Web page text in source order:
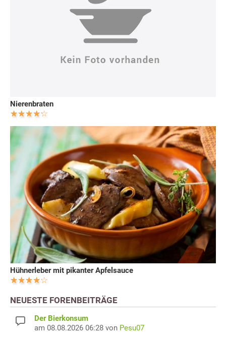
Nierenbraten
Hühnerleber mit pikanter Apfelsauce
NEUESTE FORENBEITRÄGE
Der Bierkonsum
am 08.08.2026 06:28 von Pesu07